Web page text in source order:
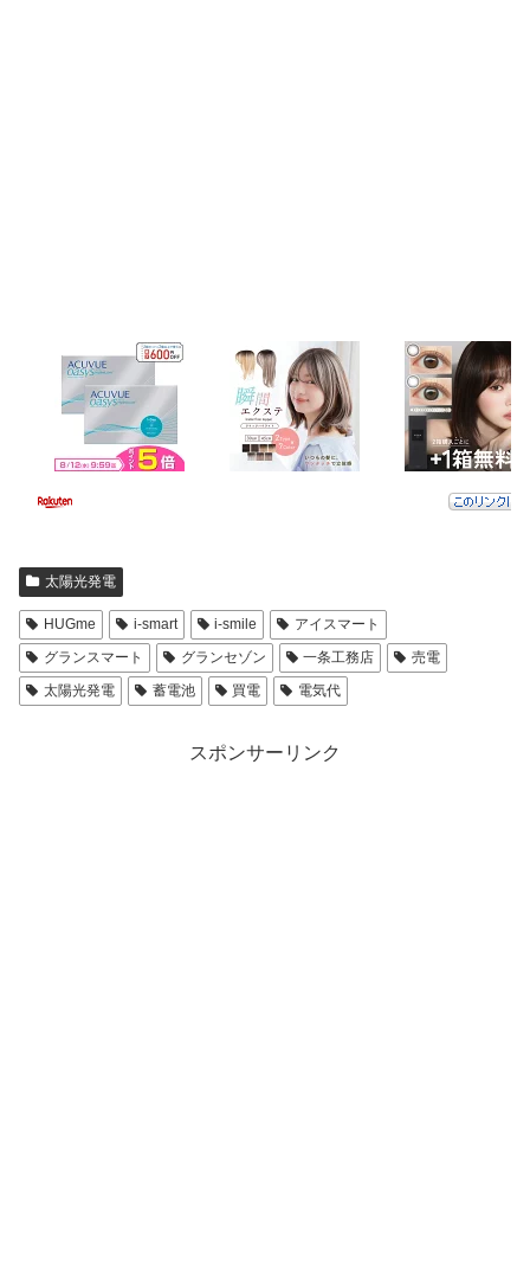
太陽光発電
HUGme i-smart i-smile
アイスマート
グランスマート
グランセゾン 一条工務店
売電
太陽光発電
蓄電池 買電 電気代
スポンサーリンク